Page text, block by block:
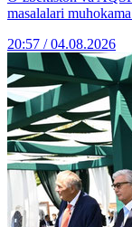
masalalari
20:57 / 04.08.2026